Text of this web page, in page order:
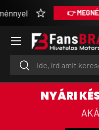
SKIP TO CONTENT
👉 MEGNÉZEM
SearchSearch
Menu
NYÁRI